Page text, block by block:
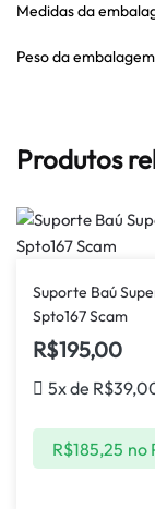
Medidas da
Peso da
Produtos
Suporte Baú
Spto167 Scam
R$195,00
5x de R$
R$185,25 no